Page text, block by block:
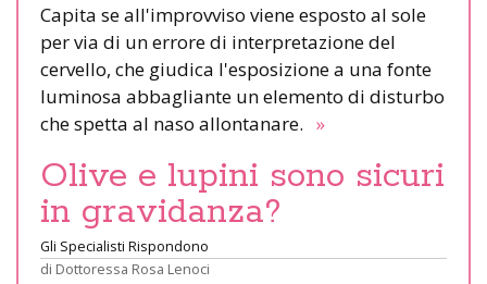
Capita se all'improvviso viene esposto al sole
per via di un errore di interpretazione del
cervello, che giudica l'esposizione a una fonte
luminosa abbagliante un elemento di disturbo
che spetta al naso allontanare. »
Olive e lupini sono sicuri
in gravidanza?
Gli Specialisti Rispondono
di Dottoressa Rosa Lenoci